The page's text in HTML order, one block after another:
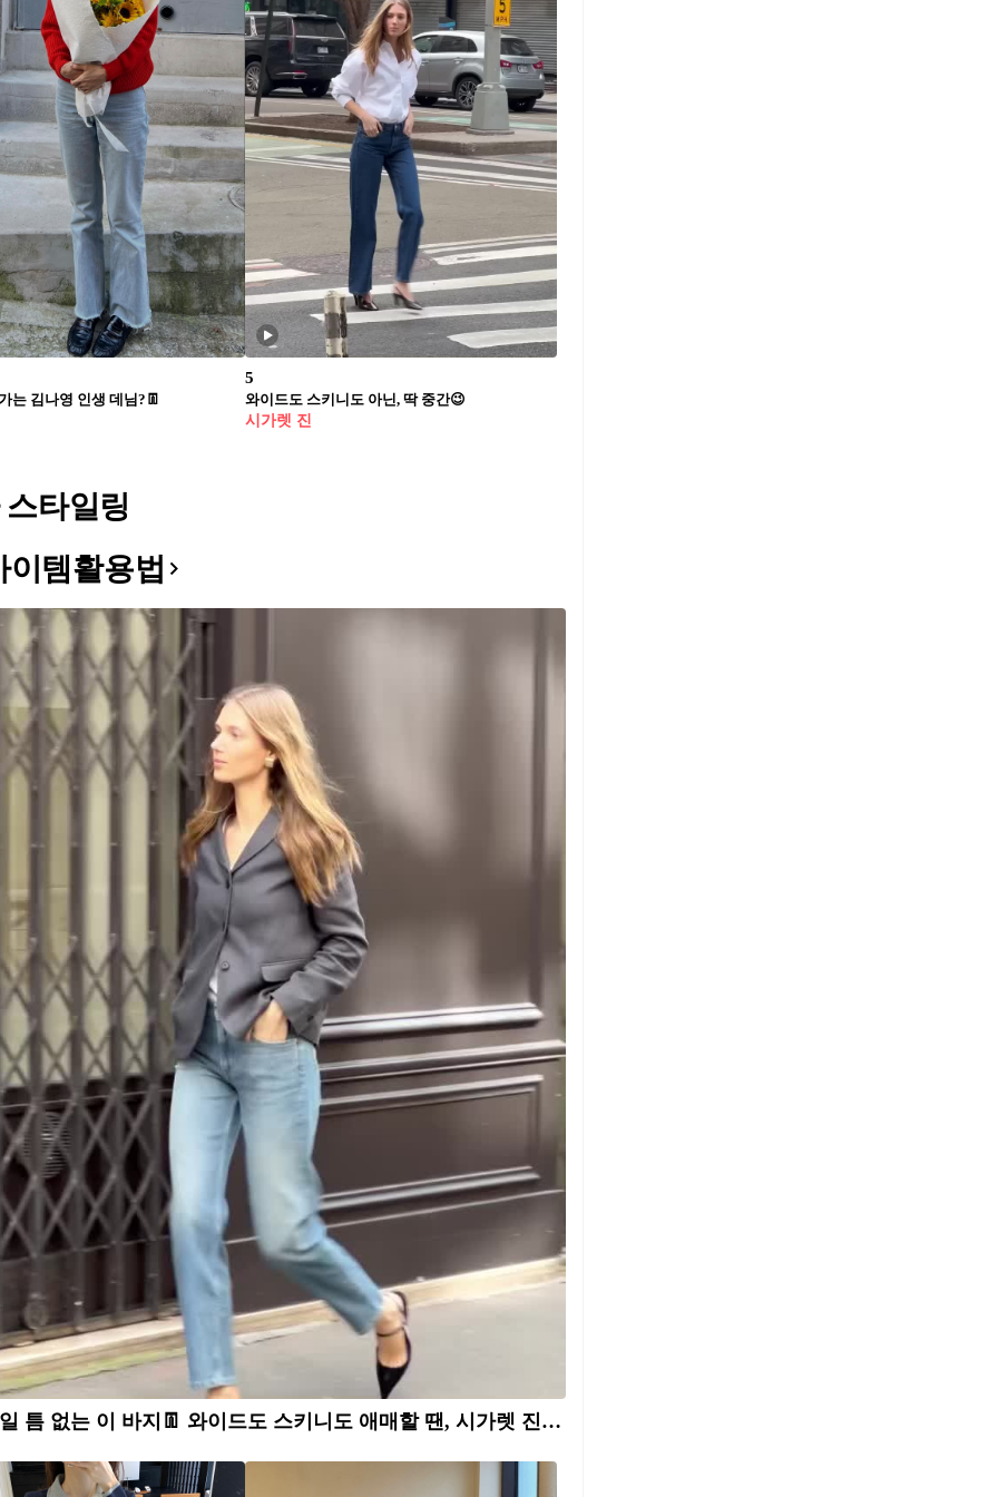
는 김나영 인생 데님?👖
5
와이드도 스키니도 아닌, 딱 중간😉
시가렛 진
타일링
이템활용법
부해 보일 틈 없는 이 바지👖 와이드도 스키니도 애매할 땐, 시가렛 진으로 깔끔하게 정리😉🤍